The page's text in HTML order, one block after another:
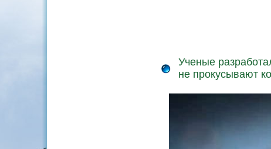
Ученые
не прокусывают